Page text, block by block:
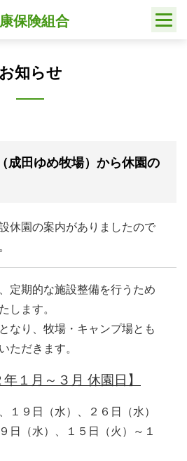
保険組合
お知らせ
成田ゆめ牧場）から休園の
休園の案内がありましたので
定期的な施設整備を行うため
します。
なり、牧場・キャンプ場とも
ただきます。
年１月～３月 休園日】
１９日（水）、２６日（水）
日（水）、１５日（火）～１